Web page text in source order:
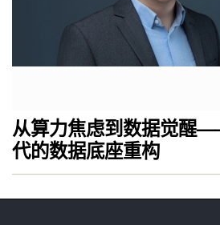
从算力焦虑到数据觉醒
代的数据底座重构